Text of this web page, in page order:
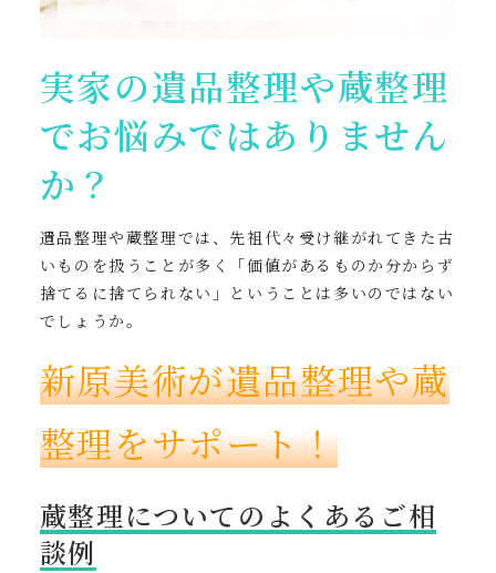
実家の遺品整理や蔵整理
でお悩みではありません
か？
遺品整理や蔵整理では、先祖代々受け継がれてきた古
いものを扱うことが多く「価値があるものか分からず
捨てるに捨てられない」ということは多いのではない
でしょうか。
新原美術が遺品整理や蔵
整理をサポート！
蔵整理についてのよくあるご相
談例